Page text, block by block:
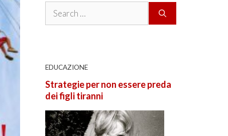
Search
EDUCAZIONE
Strategie per non essere preda
dei figli tiranni